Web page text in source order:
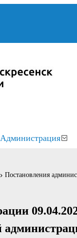
Администрация
Постановления